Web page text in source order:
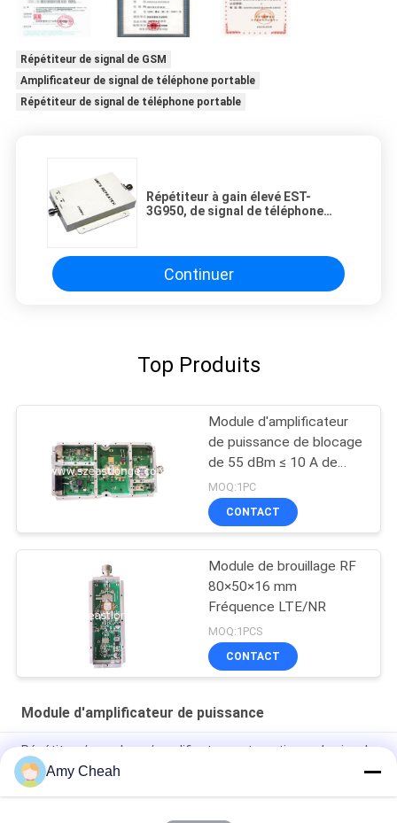
Répétiteur de signal de GSM
Amplificateur de signal de téléphone portable
Répétiteur de signal de téléphone portable
Répétiteur à gain élevé EST-
3G950, de signal de téléphone
Continuer
Top Produits
Module d'amplificateur
de puissance de blocage
de 55 dBm ≤ 10 A de
courant de travail
MOQ:1PC
CONTACT
Module de brouillage RF
80×50×16 mm
Fréquence LTE/NR
MOQ:1PCS
CONTACT
Module d'amplificateur de puissance
Répétiteur/propulseur/amplificateur automatiques de signal
de téléphone portable pour le déplacement
Répétiteur 3G de Mini Portable Cell Phone Signal
Amy Cheah